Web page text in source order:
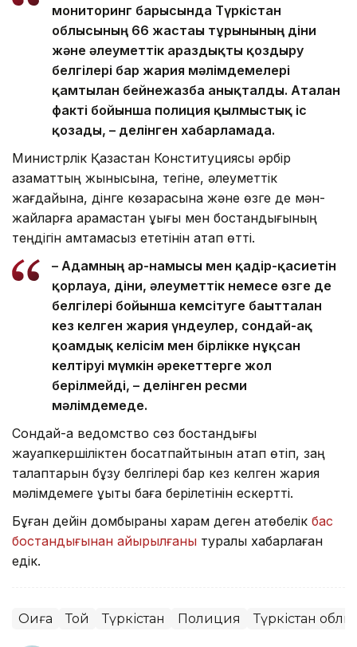
мониторинг барысында Түркістан
облысының 66 жастағы тұрғынының діни
және әлеуметтік араздықты қоздыру
белгілері бар жария мәлімдемелері
қамтылған бейнежазба анықталды. Аталған
факті бойынша полиция қылмыстық іс
қозғады, – делінген хабарламада.
Министрлік Қазақстан Конституциясы әрбір
азаматтың жынысына, тегіне, әлеуметтік
жағдайына, дінге көзқарасына және өзге де мән-
жайларға қарамастан құқығы мен бостандығының
теңдігін қамтамасыз ететінін атап өтті.
– Адамның ар-намысы мен қадір-қасиетін
қорлауға, діни, әлеуметтік немесе өзге де
белгілері бойынша кемсітуге бағытталған
кез келген жария үндеулер, сондай-ақ
қоғамдық келісім мен бірлікке нұқсан
келтіруі мүмкін әрекеттерге жол
берілмейді, – делінген ресми
мәлімдемеде.
Сондай-ақ ведомство сөз бостандығы
жауапкершіліктен босатпайтынын атап өтіп, заң
талаптарын бұзу белгілері бар кез келген жария
мәлімдемеге құқықтық баға берілетінін ескертті.
Бұған дейін домбыраны харам деген ақтөбелік бас
бостандығынан айырылғаны туралы хабарлаған
едік.
Оқиға Той Түркістан Полиция Түркістан